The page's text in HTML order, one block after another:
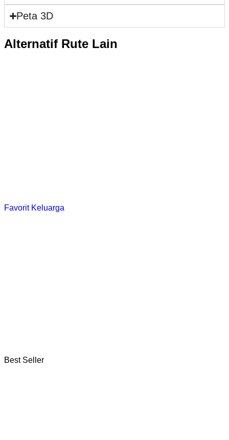
Peta 3D
Alternatif Rute Lain
Favorit Keluarga
Best Seller